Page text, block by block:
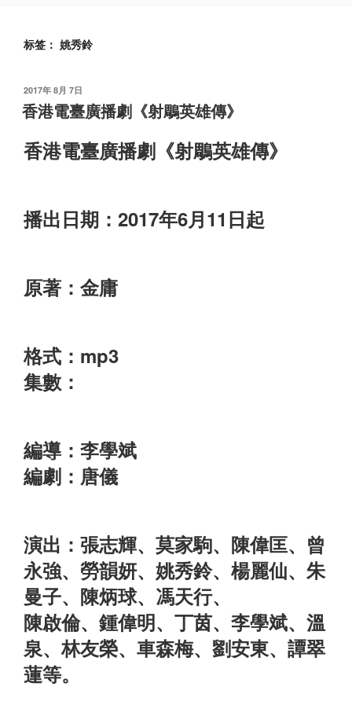
标签： 姚秀鈴
发
布
于
2017年 8月 7日
香港電臺廣播劇《射鵰英雄傳》
香港電臺廣播劇《射鵰英雄傳》
播出日期：2017年6月11日起
原著：金庸
格式：mp3
集數：
編導：李學斌
編劇：唐儀
演出：張志輝、莫家駒、陳偉匡、曾
永強、勞韻妍、姚秀鈴、楊麗仙、朱
曼子、陳炳球、馮天行、
陳啟倫、鍾偉明、丁茵、李學斌、溫
泉、林友榮、車森梅、劉安東、譚翠
蓮等。